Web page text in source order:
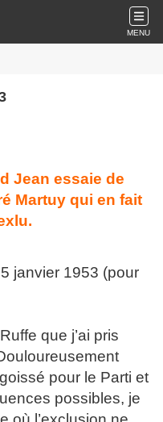
MENU
Jean essaie de
Martuy qui en fait
janvier 1953 (pour
que j’ai pris
pour le Parti et
possibles, je